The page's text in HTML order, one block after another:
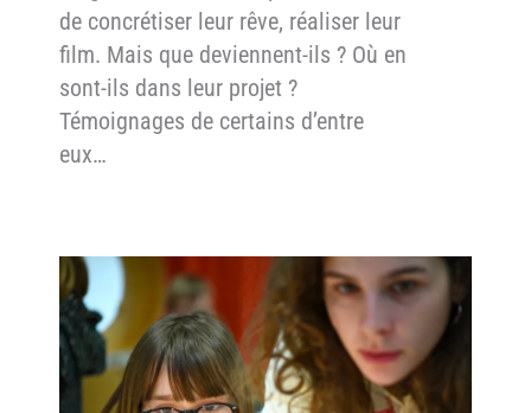
de concrétiser leur rêve, réaliser leur
film. Mais que deviennent-ils ? Où en
sont-ils dans leur projet ?
Témoignages de certains d’entre
eux…